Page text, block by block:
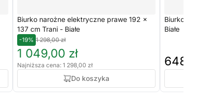
Biurko narożne elektryczne prawe 192 ×
137 cm Trani - Białe
-19% 1 298,00 zł
1 049,00 zł
Najniższa cena: 1 298,00 zł
Do koszyka
Biurko
Białe
648,00